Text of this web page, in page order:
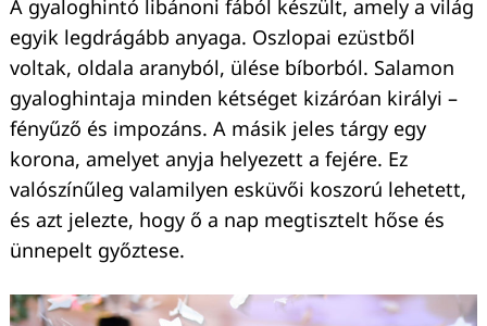
A gyaloghintó libánoni fából készült, amely a világ
egyik legdrágább anyaga. Oszlopai ezüstből
voltak, oldala aranyból, ülése bíborból. Salamon
gyaloghintaja minden kétséget kizáróan királyi –
fényűző és impozáns. A másik jeles tárgy egy
korona, amelyet anyja helyezett a fejére. Ez
valószínűleg valamilyen esküvői koszorú lehetett,
és azt jelezte, hogy ő a nap megtisztelt hőse és
ünnepelt győztese.